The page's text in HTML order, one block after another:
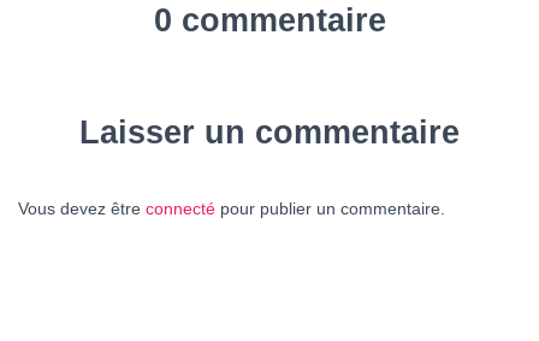
0 commentaire
Laisser un commentaire
Vous devez être connecté pour publier un commentaire.